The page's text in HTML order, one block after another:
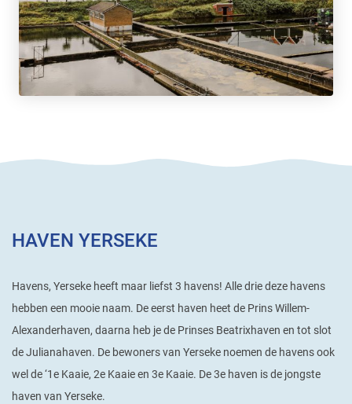
HAVEN YERSEKE
Havens, Yerseke heeft maar liefst 3 havens! Alle drie deze havens
hebben een mooie naam. De eerst haven heet de Prins Willem-
Alexanderhaven, daarna heb je de Prinses Beatrixhaven en tot slot
de Julianahaven. De bewoners van Yerseke noemen de havens ook
wel de ‘1e Kaaie, 2e Kaaie en 3e Kaaie. De 3e haven is de jongste
haven van Yerseke.